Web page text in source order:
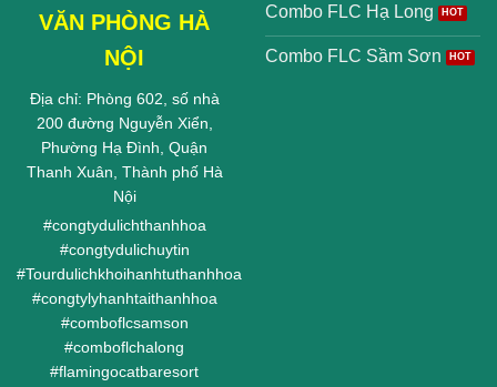
VĂN PHÒNG HÀ
NỘI
Địa chỉ: Phòng 602, số nhà
200 đường Nguyễn Xiển,
Phường Hạ Đình, Quận
Thanh Xuân, Thành phố Hà
Nội
#congtydulichthanhhoa
#congtydulichuytin
#Tourdulichkhoihanhtuthanhhoa
#congtylyhanhtaithanhhoa
#comboflcsamson
#comboflchalong
#flamingocatbaresort
Combo FLC Hạ Long
Combo FLC Sầm Sơn